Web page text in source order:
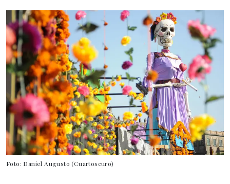
Foto: Daniel Augusto (Cuartoscuro)